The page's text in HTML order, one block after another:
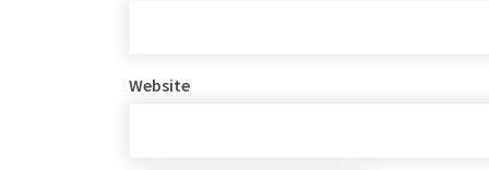
Website